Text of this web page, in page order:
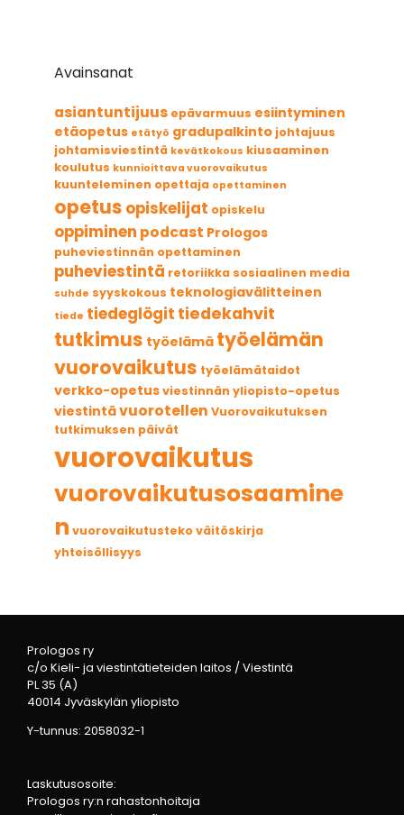
Avainsanat
asiantuntijuus epävarmuus esiintyminen
etäopetus etätyö gradupalkinto johtajuus
johtamisviestintä kevätkokous kiusaaminen
koulutus kunnioittava vuorovaikutus
kuunteleminen opettaja opettaminen
opetus opiskelijat opiskelu
oppiminen podcast Prologos
puheviestinnän opettaminen
puheviestintä retoriikka sosiaalinen media
suhde syyskokous teknologiavälitteinen
tiede tiedeglögit tiedekahvit
tutkimus työelämä työelämän
vuorovaikutus työelämätaidot
verkko-opetusviestinnän yliopisto-opetus
viestintävuorotellen Vuorovaikutuksen
tutkimuksen päivät
vuorovaikutus
vuorovaikutusosaamine
n vuorovaikutustekoväitöskirja
yhteisöllisyys
Prologos ry
c/o Kieli- ja viestintätieteiden laitos / Viestintä
PL 35 (A)
40014 Jyväskylän yliopisto
Y-tunnus: 2058032-1
Laskutusosoite:
Prologos ry:n rahastonhoitaja